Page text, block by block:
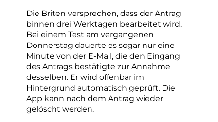
Die Briten versprechen, dass der Antrag
binnen drei Werktagen bearbeitet wird.
Bei einem Test am vergangenen
Donnerstag dauerte es sogar nur eine
Minute von der E-Mail, die den Eingang
des Antrags bestätigte zur Annahme
desselben. Er wird offenbar im
Hintergrund automatisch geprüft. Die
App kann nach dem Antrag wieder
gelöscht werden.